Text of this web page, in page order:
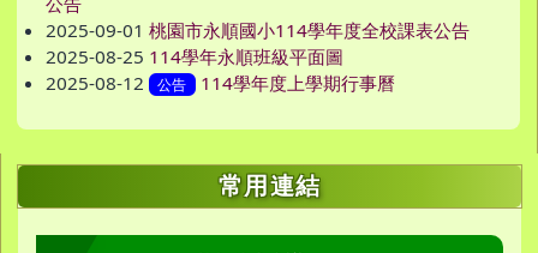
2025-09-01 桃園市永順國小114學年度全校課表公告
2025-08-25 114學年永順班級平面圖
2025-08-12
公告 114學年度上學期行事曆
右邊區域內容 常用連結